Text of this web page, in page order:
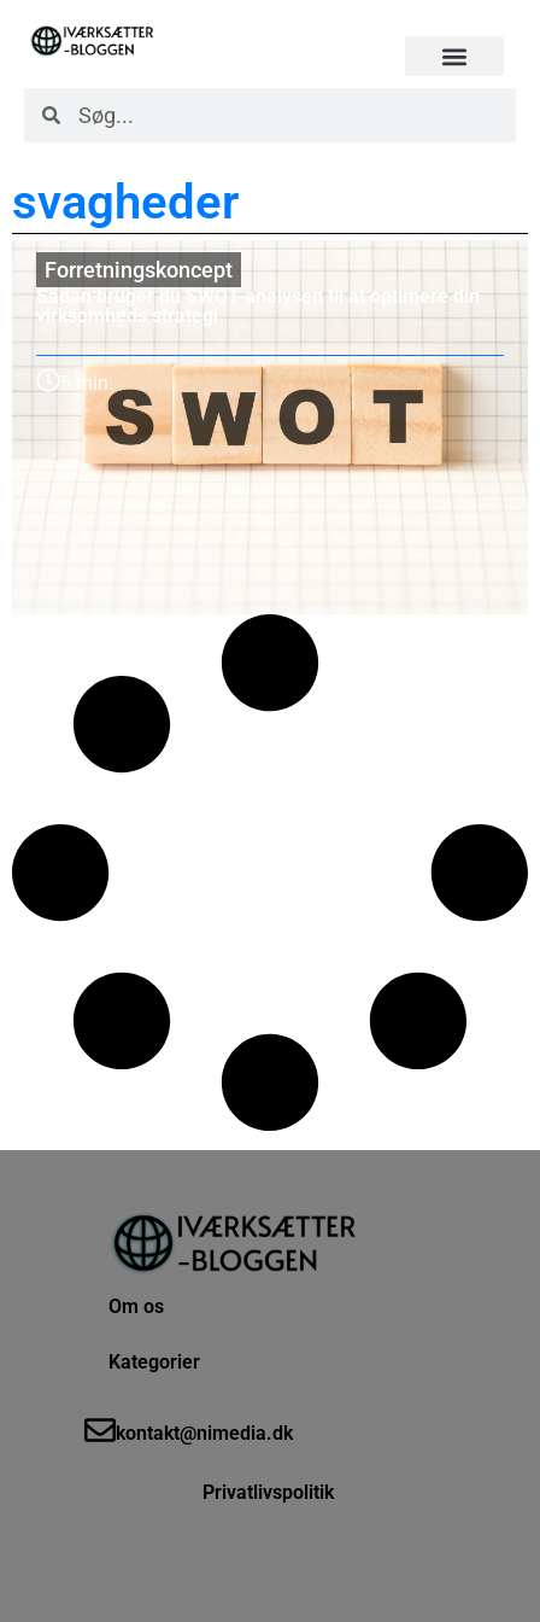
svagheder
Forretningskoncept
Sådan bruger du SWOT-analysen til at optimere din
virksomheds strategi
5 min.
Om os
Kategorier
kontakt@nimedia.dk
Privatlivspolitik